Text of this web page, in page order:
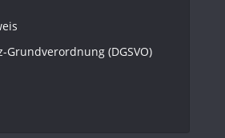
Grundverordnung (DGSVO)